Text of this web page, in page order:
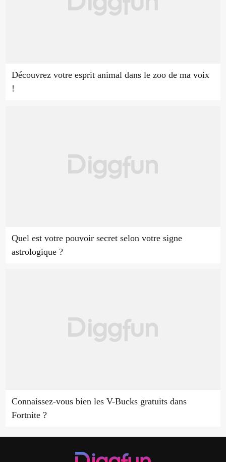
Découvrez votre esprit animal dans le zoo de ma voix
!
Quel est votre pouvoir secret selon votre signe
astrologique ?
Connaissez-vous bien les V-Bucks gratuits dans
Fortnite ?